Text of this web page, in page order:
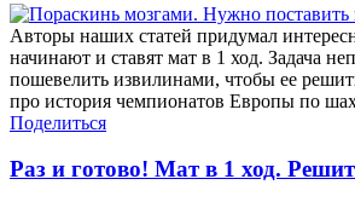
Авторы наших статей придумал
начинают и ставят мат в 1 ход. Задача
пошевелить извилинами, чтобы ее
про история чемпионатов Европы по
Поделиться
Раз и готово! Мат в 1 ход.